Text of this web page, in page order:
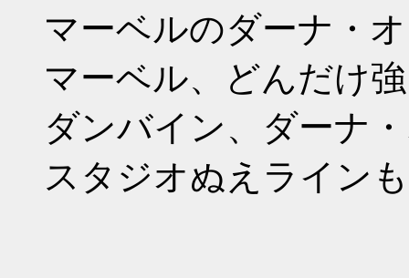
マーベルのダーナ・
マーベル、どんだけ
ダンバイン、ダーナ
スタジオぬえライン